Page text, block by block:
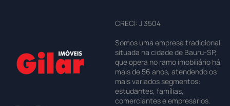
CRECI: J 3504
Somos uma empresa tradicional,
situada na cidade de Bauru-SP,
que opera no ramo imobiliário há
mais de 56 anos, atendendo os
mais variados segmentos:
estudantes, famílias,
comerciantes e empresários.